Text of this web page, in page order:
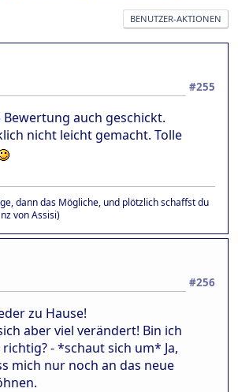
BENUTZER-AKTIONEN
#255
auch geschickt.
nicht leicht gemacht. Tolle
dann das Mögliche, und plötzlich schaffst du
von Assisi)
#256
zu Hause!
aber viel verändert! Bin ich
- *schaut sich um* Ja,
mich nur noch an das neue